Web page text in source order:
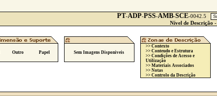
PT-ADP-PSS-AMB-SCE-0042.5
Nível de Descrição -
Outro Papel Sem Imagens Disponiveis
>> Contexto
>> Conteudo e Estrutura
>> Condições de Acesso e
Utilização
>> Materiais Associados
>> Notas
>> Controlo da Descrição